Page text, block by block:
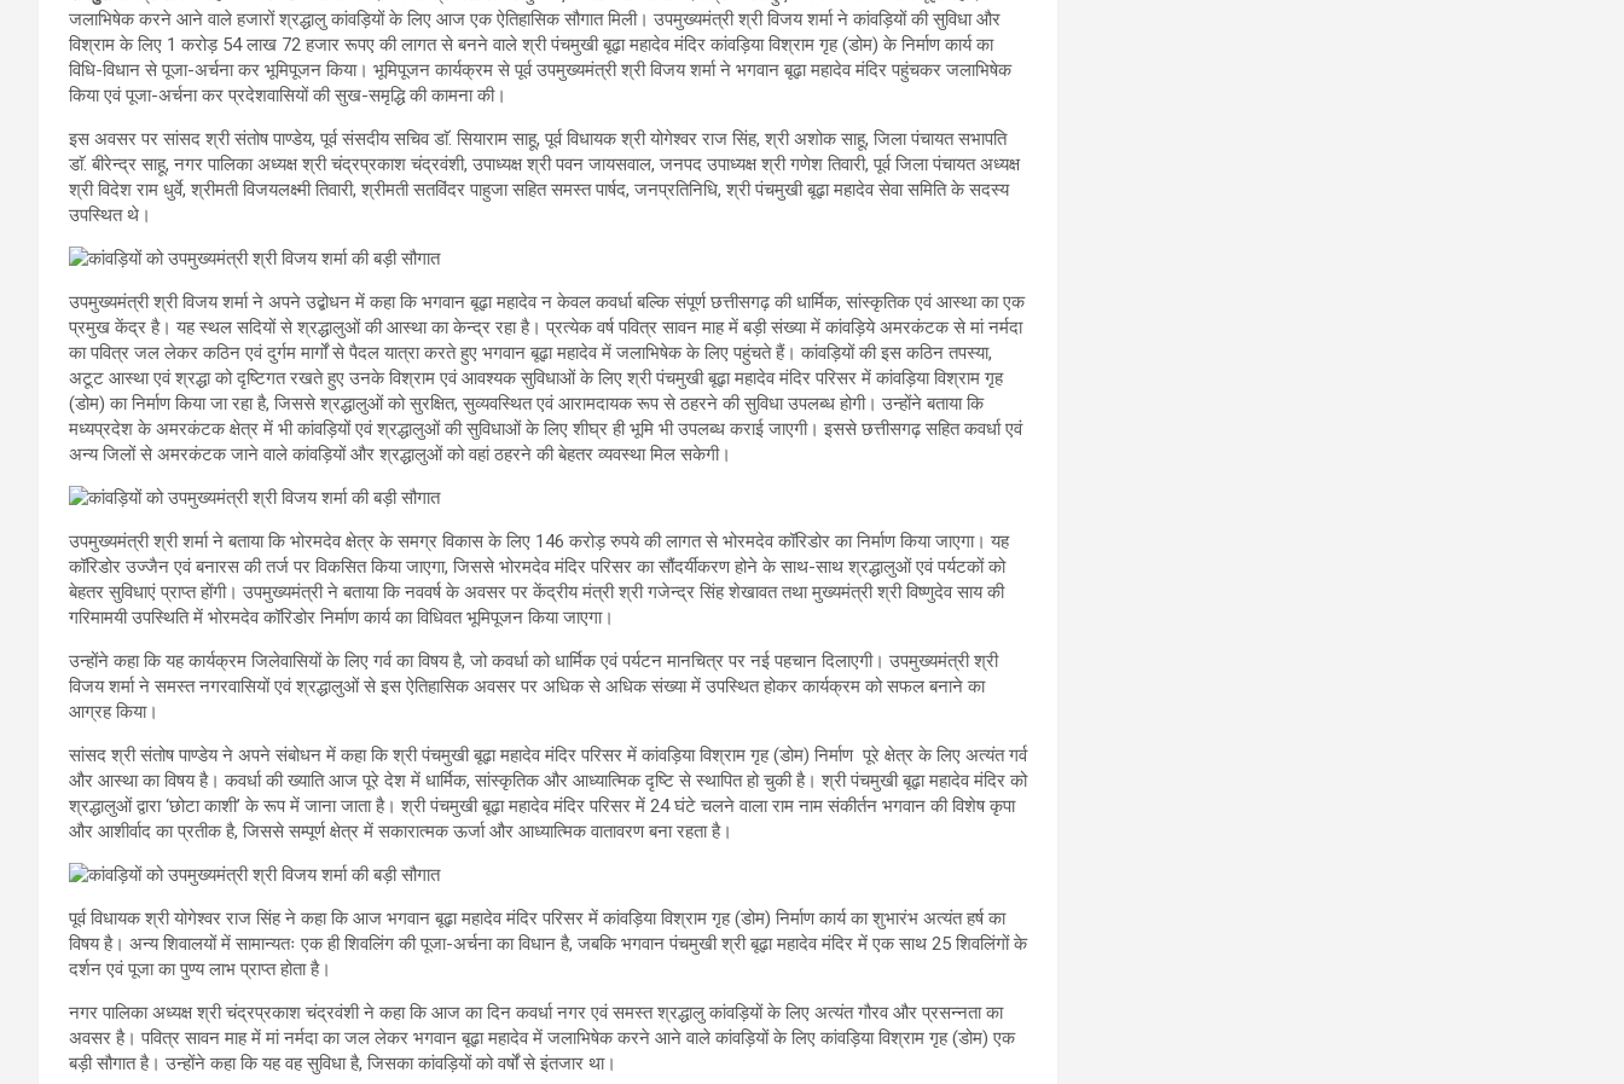
जलाभिषेक करने आने वाले हजारों श्रद्धालु कांवड़ियों के लिए आज एक ऐतिहासिक सौगात मिली। उपमुख्यमंत्री श्री विजय शर्मा ने कांवड़ियों की सुविधा और
विश्राम के लिए 1 करोड़ 54 लाख 72 हजार रूपए की लागत से बनने वाले श्री पंचमुखी बूढ़ा महादेव मंदिर कांवड़िया विश्राम गृह (डोम) के निर्माण कार्य का
विधि-विधान से पूजा-अर्चना कर भूमिपूजन किया। भूमिपूजन कार्यक्रम से पूर्व उपमुख्यमंत्री श्री विजय शर्मा ने भगवान बूढ़ा महादेव मंदिर पहुंचकर जलाभिषेक
किया एवं पूजा-अर्चना कर प्रदेशवासियों की सुख-समृद्धि की कामना की।
इस अवसर पर सांसद श्री संतोष पाण्डेय, पूर्व संसदीय सचिव डाॅ. सियाराम साहू, पूर्व विधायक श्री योगेश्वर राज सिंह, श्री अशोक साहू, जिला पंचायत सभापति
डाॅ. बीरेन्द्र साहू, नगर पालिका अध्यक्ष श्री चंद्रप्रकाश चंद्रवंशी, उपाध्यक्ष श्री पवन जायसवाल, जनपद उपाध्यक्ष श्री गणेश तिवारी, पूर्व जिला पंचायत अध्यक्ष
श्री विदेश राम धुर्वे, श्रीमती विजयलक्ष्मी तिवारी, श्रीमती सतविंदर पाहुजा सहित समस्त पार्षद, जनप्रतिनिधि, श्री पंचमुखी बूढ़ा महादेव सेवा समिति के सदस्य
उपस्थित थे।
उपमुख्यमंत्री श्री विजय शर्मा ने अपने उद्बोधन में कहा कि भगवान बूढ़ा महादेव न केवल कवर्धा बल्कि संपूर्ण छत्तीसगढ़ की धार्मिक, सांस्कृतिक एवं आस्था का एक
प्रमुख केंद्र है। यह स्थल सदियों से श्रद्धालुओं की आस्था का केन्द्र रहा है। प्रत्येक वर्ष पवित्र सावन माह में बड़ी संख्या में कांवड़िये अमरकंटक से मां नर्मदा
का पवित्र जल लेकर कठिन एवं दुर्गम मार्गों से पैदल यात्रा करते हुए भगवान बूढ़ा महादेव में जलाभिषेक के लिए पहुंचते हैं। कांवड़ियों की इस कठिन तपस्या,
अटूट आस्था एवं श्रद्धा को दृष्टिगत रखते हुए उनके विश्राम एवं आवश्यक सुविधाओं के लिए श्री पंचमुखी बूढ़ा महादेव मंदिर परिसर में कांवड़िया विश्राम गृह
(डोम) का निर्माण किया जा रहा है, जिससे श्रद्धालुओं को सुरक्षित, सुव्यवस्थित एवं आरामदायक रूप से ठहरने की सुविधा उपलब्ध होगी। उन्होंने बताया कि
मध्यप्रदेश के अमरकंटक क्षेत्र में भी कांवड़ियों एवं श्रद्धालुओं की सुविधाओं के लिए शीघ्र ही भूमि भी उपलब्ध कराई जाएगी। इससे छत्तीसगढ़ सहित कवर्धा एवं
अन्य जिलों से अमरकंटक जाने वाले कांवड़ियों और श्रद्धालुओं को वहां ठहरने की बेहतर व्यवस्था मिल सकेगी।
उपमुख्यमंत्री श्री शर्मा ने बताया कि भोरमदेव क्षेत्र के समग्र विकास के लिए 146 करोड़ रुपये की लागत से भोरमदेव कॉरिडोर का निर्माण किया जाएगा। यह
कॉरिडोर उज्जैन एवं बनारस की तर्ज पर विकसित किया जाएगा, जिससे भोरमदेव मंदिर परिसर का सौंदर्यीकरण होने के साथ-साथ श्रद्धालुओं एवं पर्यटकों को
बेहतर सुविधाएं प्राप्त होंगी। उपमुख्यमंत्री ने बताया कि नववर्ष के अवसर पर केंद्रीय मंत्री श्री गजेन्द्र सिंह शेखावत तथा मुख्यमंत्री श्री विष्णुदेव साय की
गरिमामयी उपस्थिति में भोरमदेव कॉरिडोर निर्माण कार्य का विधिवत भूमिपूजन किया जाएगा।
उन्होंने कहा कि यह कार्यक्रम जिलेवासियों के लिए गर्व का विषय है, जो कवर्धा को धार्मिक एवं पर्यटन मानचित्र पर नई पहचान दिलाएगी। उपमुख्यमंत्री श्री
विजय शर्मा ने समस्त नगरवासियों एवं श्रद्धालुओं से इस ऐतिहासिक अवसर पर अधिक से अधिक संख्या में उपस्थित होकर कार्यक्रम को सफल बनाने का
आग्रह किया।
सांसद श्री संतोष पाण्डेय ने अपने संबोधन में कहा कि श्री पंचमुखी बूढ़ा महादेव मंदिर परिसर में कांवड़िया विश्राम गृह (डोम) निर्माण पूरे क्षेत्र के लिए अत्यंत गर्व
और आस्था का विषय है। कवर्धा की ख्याति आज पूरे देश में धार्मिक, सांस्कृतिक और आध्यात्मिक दृष्टि से स्थापित हो चुकी है। श्री पंचमुखी बूढ़ा महादेव मंदिर को
श्रद्धालुओं द्वारा ‘छोटा काशी’ के रूप में जाना जाता है। श्री पंचमुखी बूढ़ा महादेव मंदिर परिसर में 24 घंटे चलने वाला राम नाम संकीर्तन भगवान की विशेष कृपा
और आशीर्वाद का प्रतीक है, जिससे सम्पूर्ण क्षेत्र में सकारात्मक ऊर्जा और आध्यात्मिक वातावरण बना रहता है।
पूर्व विधायक श्री योगेश्वर राज सिंह ने कहा कि आज भगवान बूढ़ा महादेव मंदिर परिसर में कांवड़िया विश्राम गृह (डोम) निर्माण कार्य का शुभारंभ अत्यंत हर्ष का
विषय है। अन्य शिवालयों में सामान्यतः एक ही शिवलिंग की पूजा-अर्चना का विधान है, जबकि भगवान पंचमुखी श्री बूढ़ा महादेव मंदिर में एक साथ 25 शिवलिंगों के
दर्शन एवं पूजा का पुण्य लाभ प्राप्त होता है।
नगर पालिका अध्यक्ष श्री चंद्रप्रकाश चंद्रवंशी ने कहा कि आज का दिन कवर्धा नगर एवं समस्त श्रद्धालु कांवड़ियों के लिए अत्यंत गौरव और प्रसन्नता का
अवसर है। पवित्र सावन माह में मां नर्मदा का जल लेकर भगवान बूढ़ा महादेव में जलाभिषेक करने आने वाले कांवड़ियों के लिए कांवड़िया विश्राम गृह (डोम) एक
बड़ी सौगात है। उन्होंने कहा कि यह वह सुविधा है, जिसका कांवड़ियों को वर्षों से इंतजार था।